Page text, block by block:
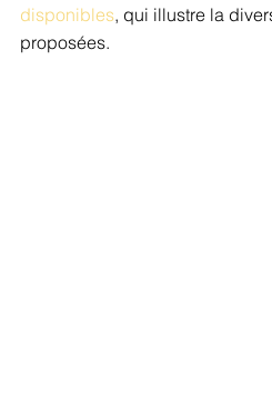
disponibles, qui illustre la
proposées.